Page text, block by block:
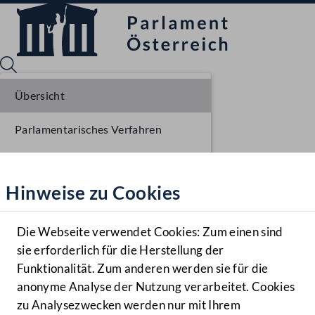
Hilfe
Benutzer
Navigationsmenü öffnen
MENÜ
Hinweise zu Cookies
Die Webseite verwendet Cookies: Zum einen sind
sie erforderlich für die Herstellung der
Funktionalität. Zum anderen werden sie für die
anonyme Analyse der Nutzung verarbeitet. Cookies
zu Analysezwecken werden nur mit Ihrem
Übersicht
Parlamentarisches Verfahren